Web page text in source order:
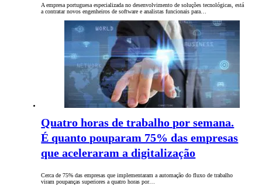
A empresa portuguesa especializada no desenvolvimento de soluções tecnológicas, está
a contratar novos engenheiros de software e analistas funcionais para…
Quatro horas de trabalho por semana.
É quanto pouparam 75% das empresas
que aceleraram a digitalização
Cerca de 75% das empresas que implementaram a automação do fluxo de trabalho
viram poupanças superiores a quatro horas por…